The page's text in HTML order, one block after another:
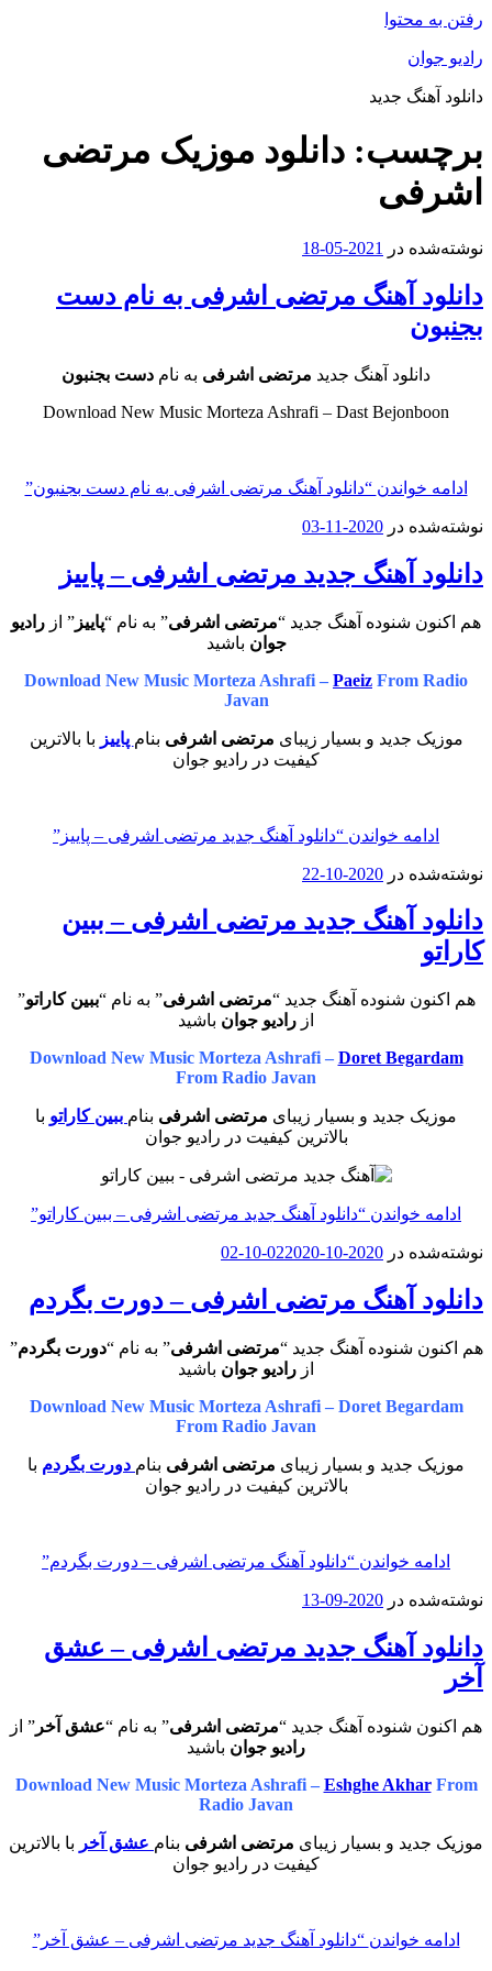
رفتن به محتوا
رادیو جوان
دانلود آهنگ جدید
برچسب: دانلود موزیک مرتضی
اشرفی
نوشته‌شده در 2021-05-18
دانلود آهنگ مرتضی اشرفی به نام دست
بجنبون
دانلود آهنگ جدید مرتضی اشرفی به نام دست بجنبون
Download New Music Morteza Ashrafi – Dast Bejonboon
ادامه خواندن “دانلود آهنگ مرتضی اشرفی به نام دست بجنبون”
نوشته‌شده در 2020-11-03
دانلود آهنگ جدید مرتضی اشرفی – پاییز
هم اکنون شنوده آهنگ جدید “مرتضی اشرفی” به نام “پاییز ” از رادیو
جوان باشید
Download New Music Morteza Ashrafi – Paeiz From Radio
Javan
موزیک جدید و بسیار زیبای مرتضی اشرفی بنام پاییز با بالاترین
کیفیت در رادیو جوان
ادامه خواندن “دانلود آهنگ جدید مرتضی اشرفی – پاییز”
نوشته‌شده در 2020-10-22
دانلود آهنگ جدید مرتضی اشرفی – ببین
کاراتو
هم اکنون شنوده آهنگ جدید “مرتضی اشرفی” به نام “ببین کاراتو”
از رادیو جوان باشید
Download New Music Morteza Ashrafi – Doret Begardam
From Radio Javan
موزیک جدید و بسیار زیبای مرتضی اشرفی بنام ببین کاراتو با
بالاترین کیفیت در رادیو جوان
ادامه خواندن “دانلود آهنگ جدید مرتضی اشرفی – ببین کاراتو”
نوشته‌شده در 2020-10-02
2020-10-02
دانلود آهنگ مرتضی اشرفی – دورت بگردم
هم اکنون شنوده آهنگ جدید “مرتضی اشرفی” به نام “دورت بگردم”
از رادیو جوان باشید
Download New Music Morteza Ashrafi – Doret Begardam
From Radio Javan
موزیک جدید و بسیار زیبای مرتضی اشرفی بنام دورت بگردم با
بالاترین کیفیت در رادیو جوان
ادامه خواندن “دانلود آهنگ مرتضی اشرفی – دورت بگردم”
نوشته‌شده در 2020-09-13
دانلود آهنگ جدید مرتضی اشرفی – عشق
آخر
هم اکنون شنوده آهنگ جدید “مرتضی اشرفی” به نام “عشق آخر ” از
رادیو جوان باشید
Download New Music Morteza Ashrafi – Eshghe AkharFrom
Radio Javan
موزیک جدید و بسیار زیبای مرتضی اشرفی بنام عشق آخر با بالاترین
کیفیت در رادیو جوان
ادامه خواندن “دانلود آهنگ جدید مرتضی اشرفی – عشق آخر”